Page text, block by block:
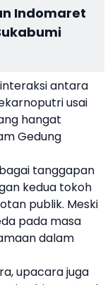
Indomaret
antara
usai
hangat
Gedung
tanggapan
kedua tokoh
publik. Meski
pada masa
dalam
upacara juga